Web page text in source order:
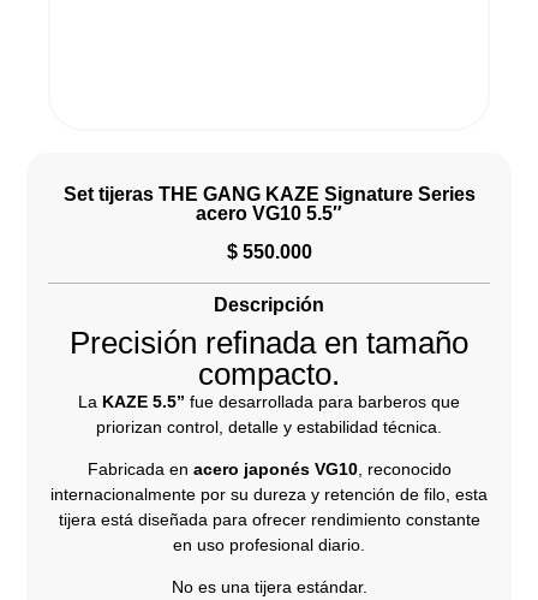
Set tijeras THE GANG KAZE Signature Series
acero VG10 5.5″
$550.000
Descripción
Precisión refinada en tamaño
compacto.
La KAZE 5.5” fue desarrollada para barberos que
priorizan control, detalle y estabilidad técnica.
Fabricada en acero japonés VG10, reconocido
internacionalmente por su dureza y retención de filo, esta
tijera está diseñada para ofrecer rendimiento constante
en uso profesional diario.
No es una tijera estándar.